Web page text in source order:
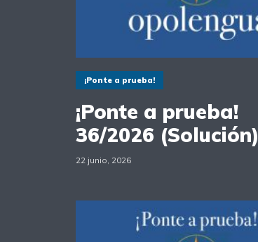
¡Ponte a prueba!
¡Ponte a prueba!
36/2026 (Solución)
22 junio, 2026